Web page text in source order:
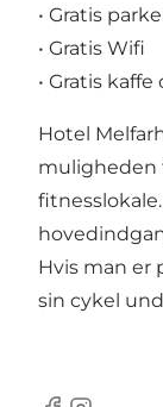
• Gratis
• Gratis Wifi
• Gratis kaffe
Hotel
muligheden
Hvis man er
sin cykel